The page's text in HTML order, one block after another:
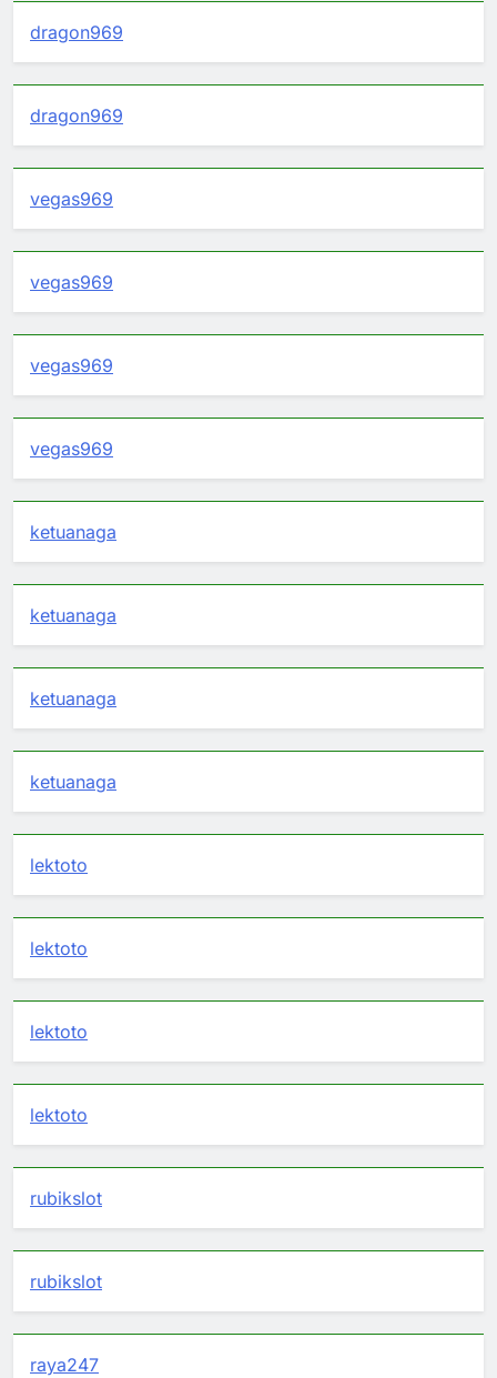
dragon969
dragon969
vegas969
vegas969
vegas969
vegas969
ketuanaga
ketuanaga
ketuanaga
ketuanaga
lektoto
lektoto
lektoto
lektoto
rubikslot
rubikslot
raya247